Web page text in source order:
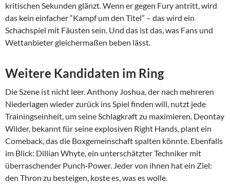
kritischen Sekunden glänzt. Wenn er gegen Fury antritt, wird
das kein einfacher “Kampf um den Titel” – das wird ein
Schachspiel mit Fäusten sein. Und das ist das, was Fans und
Wettanbieter gleichermaßen beben lässt.
Weitere Kandidaten im Ring
Die Szene ist nicht leer. Anthony Joshua, der nach mehreren
Niederlagen wieder zurück ins Spiel finden will, nutzt jede
Trainingseinheit, um seine Schlagkraft zu maximieren. Deontay
Wilder, bekannt für seine explosiven Right Hands, plant ein
Comeback, das die Boxgemeinschaft spalten könnte. Ebenfalls
im Blick: Dillian Whyte, ein unterschätzter Techniker mit
überraschender Punch‑Power. Jeder von ihnen hat ein Ziel:
den Thron zu besteigen, koste es, was es wolle.